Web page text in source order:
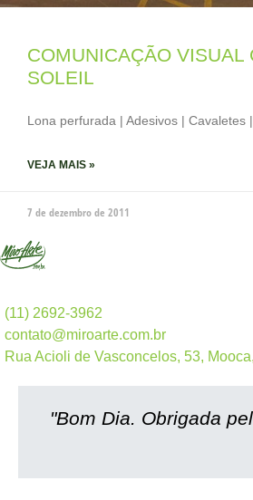
COMUNICAÇÃO VISUAL
SOLEIL
Lona perfurada | Adesivos | Cavaletes
VEJA MAIS »
7 de dezembro de 2011
(11) 2692-3962
contato@miroarte.com.br
Rua Acioli de Vasconcelos, 53,
"Bom Dia. Obrigada